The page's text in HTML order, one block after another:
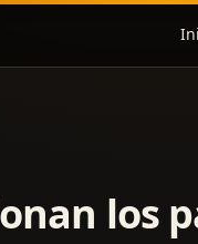
los